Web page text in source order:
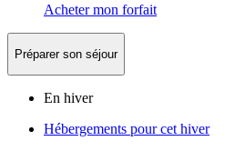
Acheter mon forfait
Préparer son séjour
En hiver
Hébergements pour cet hiver